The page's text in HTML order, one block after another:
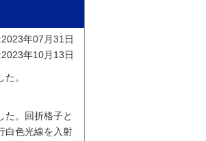
年07月31日
年10月13日
。
た。回折格子と
白色光線を入射